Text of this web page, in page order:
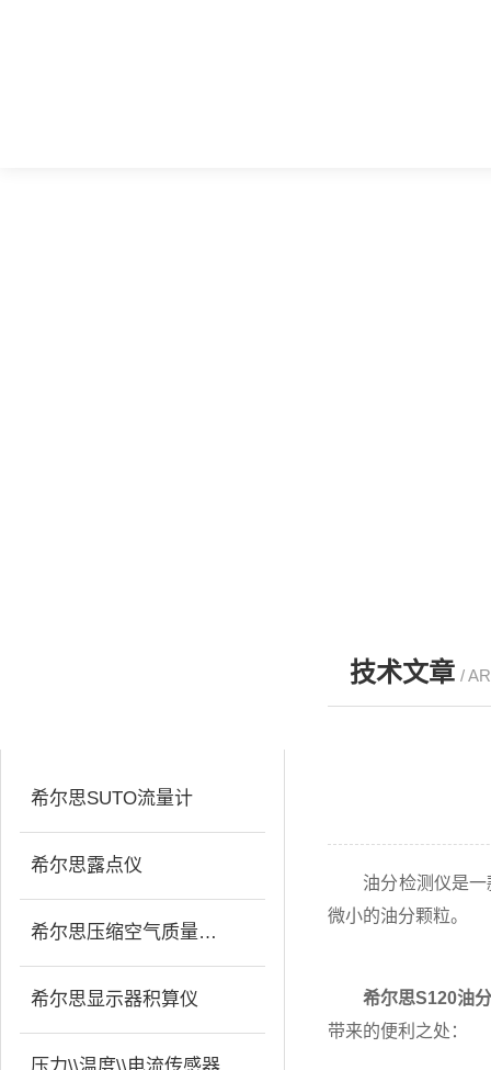
希尔思SUTO流量计
希尔思露点仪
希尔思压缩空气质量分析
希尔思显示器积算仪
技术文章 /
油分检测仪是一款
微小的油分颗粒。
希尔思S120油
带来的便利之处：